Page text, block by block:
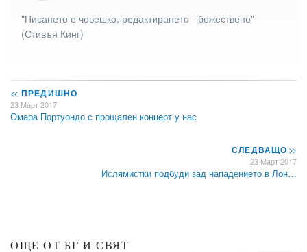
"Писането е човешко, редактирането - божествено"
(Стивън Кинг)
<< ПРЕДИШНО
23 Март 2017
Омара Портуондо с прощален концерт у нас
СЛЕДВАЩО>>
23 Март 2017
Ислямистки подбуди зад нападението в Лон…
ОЩЕ ОТ БГ И СВЯТ